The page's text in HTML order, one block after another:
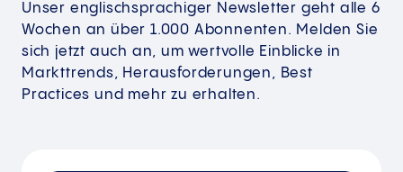
Karriere
Unser englischsprachiger Newsletter geht alle 6
Wochen an über 1.000 Abonnenten. Melden Sie
sich jetzt auch an, um wertvolle Einblicke in
Markttrends, Herausforderungen, Best
Practices und mehr zu erhalten.